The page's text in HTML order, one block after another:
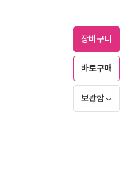
장바구니
바로구매
보관함